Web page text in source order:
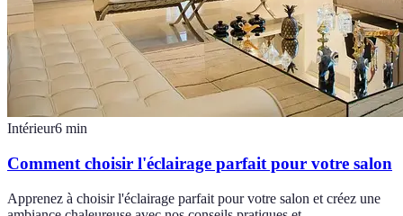
Intérieur6 min
Comment choisir l'éclairage parfait pour votre salon
Apprenez à choisir l'éclairage parfait pour votre salon et créez une